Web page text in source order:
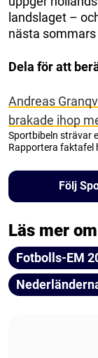
landslaget –
nästa sommars
Dela för att
Andreas
brakade ihop
Sportbibeln strävar
Rapportera faktafel
Följ
Läs mer
Fotbolls-EM